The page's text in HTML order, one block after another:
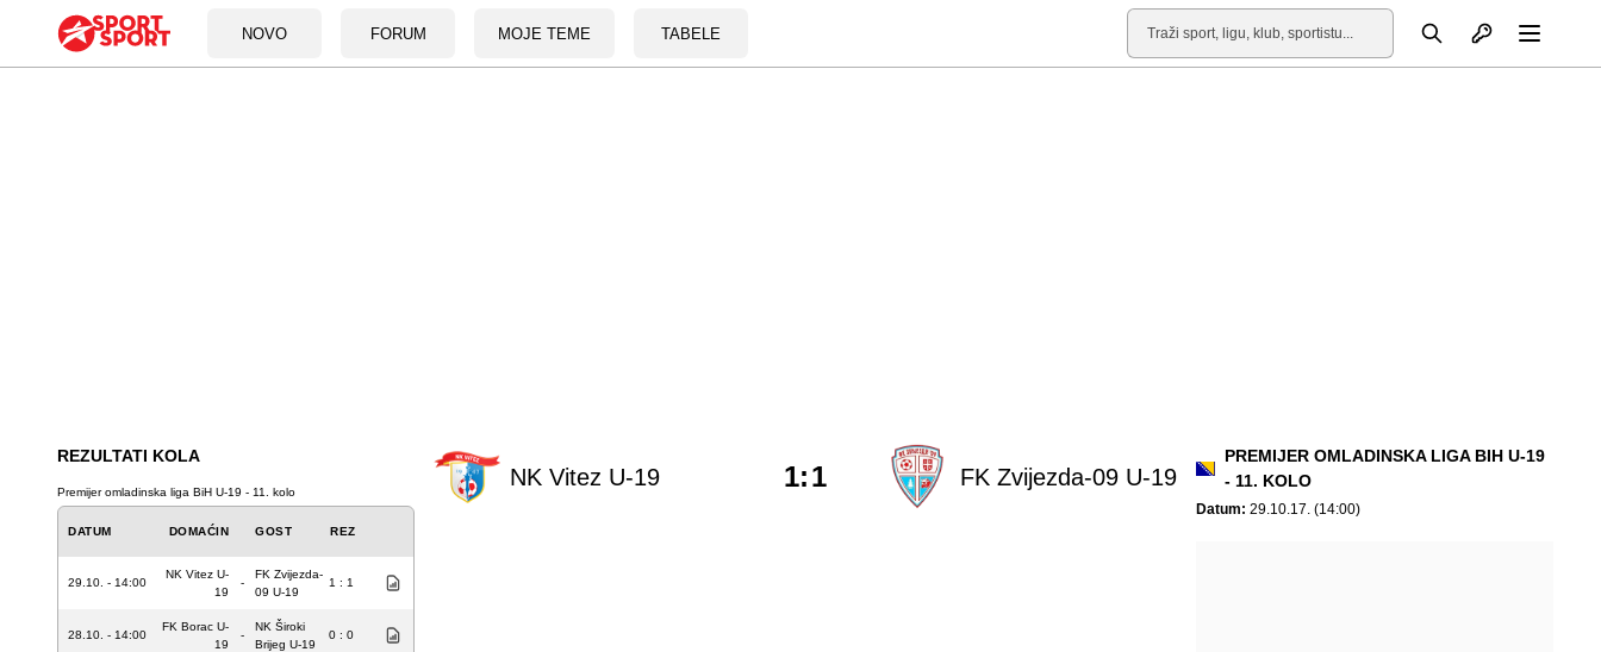
NOVO FORUM MOJE TEME TABELE
Pretraga Otvori profil
REZULTATI KOLA
Premijer omladinska liga BiH U-19 - 11. kolo
DATUM DOMAĆIN GOST REZ
29.10. - 14:00
NK Vitez U-
19
-
FK Zvijezda-
09 U-19
1 : 1
28.10. - 14:00
FK Borac U-
19
-
NK Široki
Brijeg U-19
0 : 0
NK Vitez U-19 FK Zvijezda-09 U-19
1:1
PREMIJER OMLADINSKA LIGA BIH U-19
- 11. KOLO
Datum: 29.10.17. (14:00)